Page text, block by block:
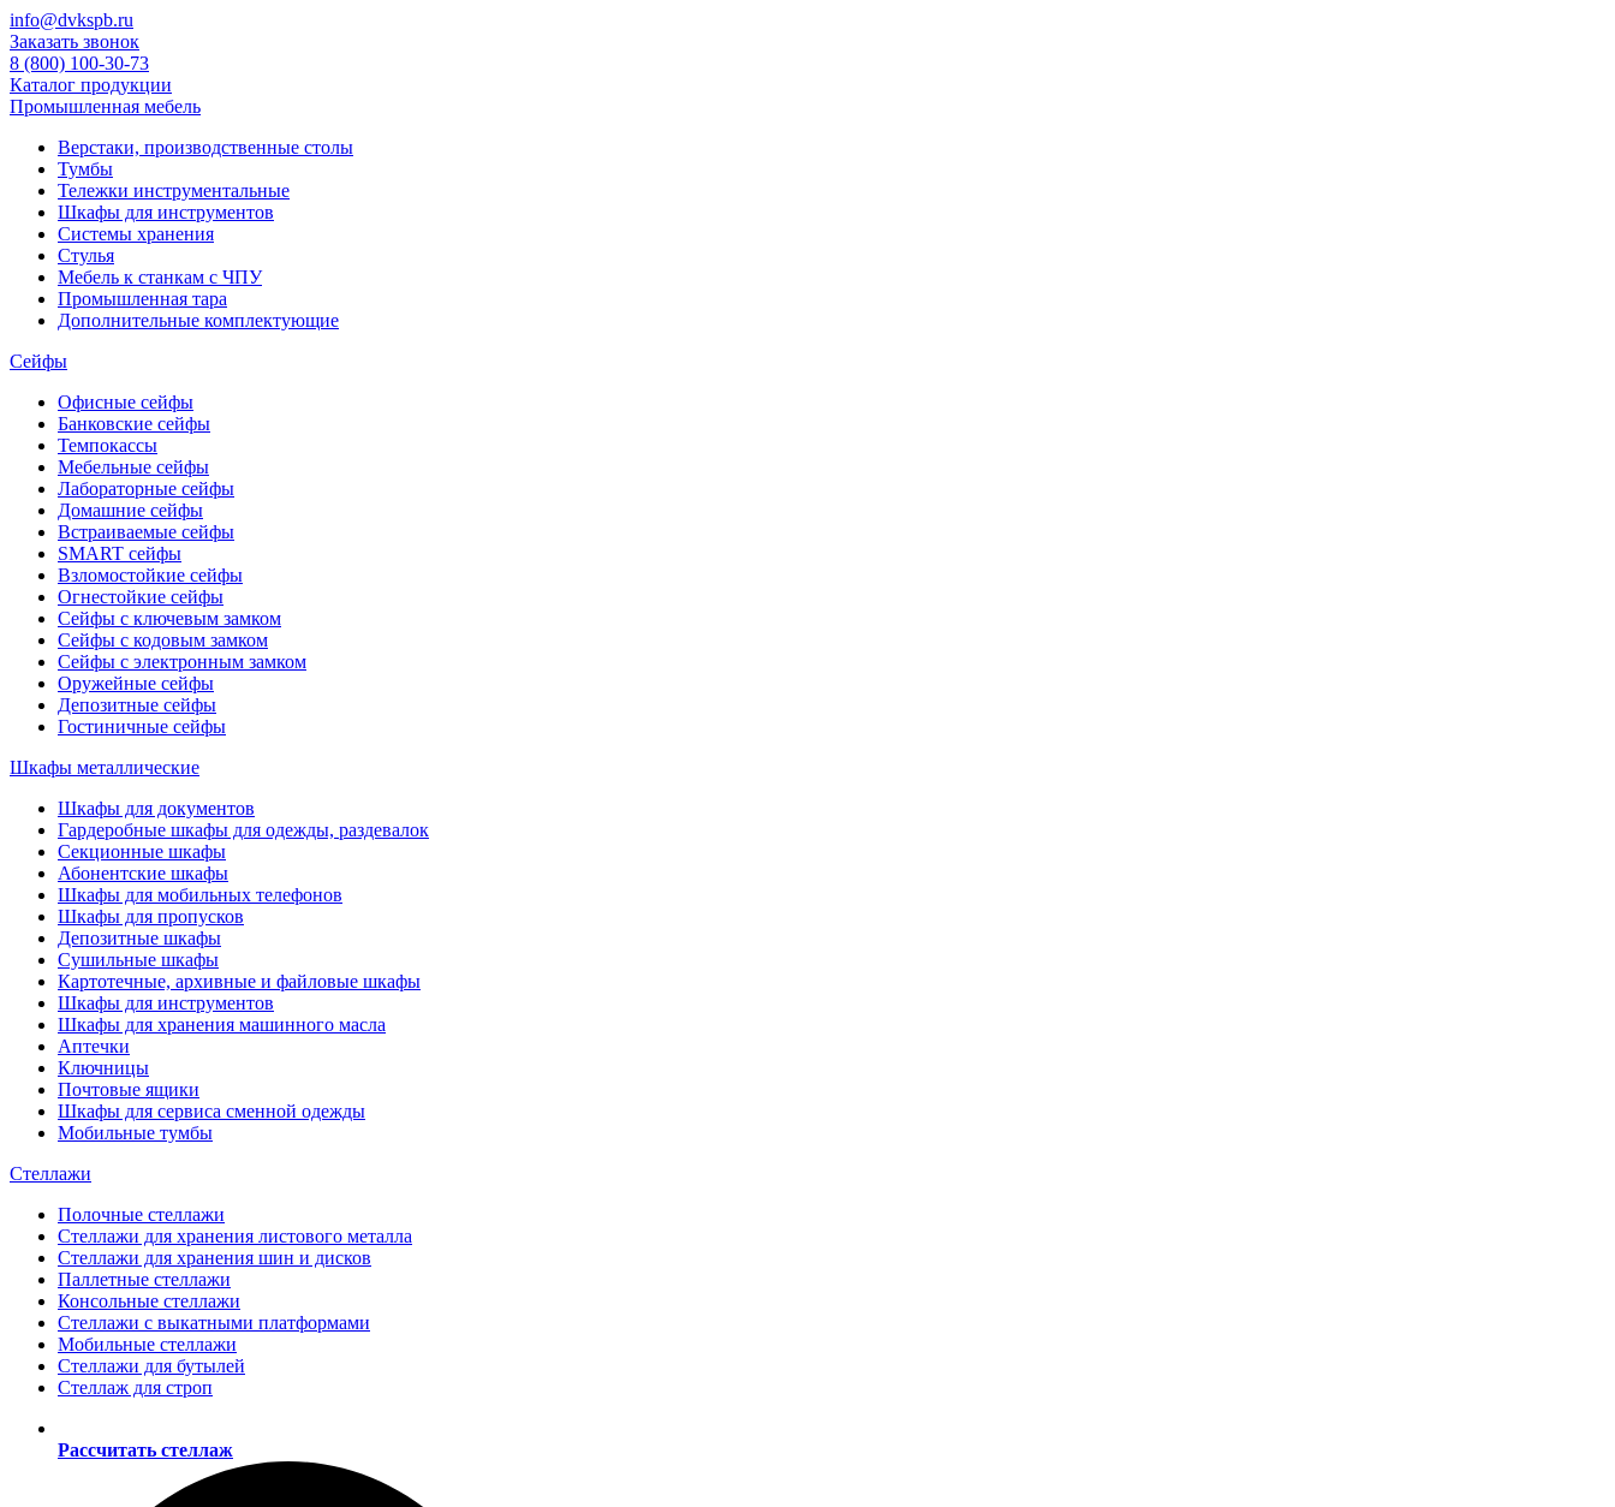
info@dvkspb.ru
Заказать звонок
8 (800) 100-30-73
Каталог продукции
Промышленная мебель
Верстаки, производственные столы
Тумбы
Тележки инструментальные
Шкафы для инструментов
Системы хранения
Стулья
Мебель к станкам с ЧПУ
Промышленная тара
Дополнительные комплектующие
Сейфы
Офисные сейфы
Банковские сейфы
Темпокассы
Мебельные сейфы
Лабораторные сейфы
Домашние сейфы
Встраиваемые сейфы
SMART сейфы
Взломостойкие сейфы
Огнестойкие сейфы
Сейфы с ключевым замком
Сейфы с кодовым замком
Сейфы с электронным замком
Оружейные сейфы
Депозитные сейфы
Гостиничные сейфы
Шкафы металлические
Шкафы для документов
Гардеробные шкафы для одежды, раздевалок
Секционные шкафы
Абонентские шкафы
Шкафы для мобильных телефонов
Шкафы для пропусков
Депозитные шкафы
Сушильные шкафы
Картотечные, архивные и файловые шкафы
Шкафы для инструментов
Шкафы для хранения машинного масла
Аптечки
Ключницы
Почтовые ящики
Шкафы для сервиса сменной одежды
Мобильные тумбы
Стеллажи
Полочные стеллажи
Стеллажи для хранения листового металла
Стеллажи для хранения шин и дисков
Паллетные стеллажи
Консольные стеллажи
Стеллажи с выкатными платформами
Мобильные стеллажи
Стеллажи для бутылей
Стеллаж для строп
Рассчитать стеллаж